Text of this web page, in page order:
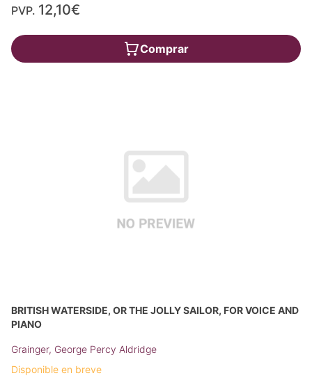
PVP. 12,10€
Comprar
BRITISH WATERSIDE, OR THE JOLLY SAILOR, FOR VOICE AND
PIANO
Grainger, George Percy Aldridge
Disponible en breve